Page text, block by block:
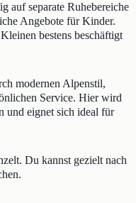
auf separate Ruhebereiche
Angebote für Kinder.
bestens beschäftigt
modernen Alpenstil,
Service. Hier wird
und eignet sich ideal für
Du kannst gezielt nach